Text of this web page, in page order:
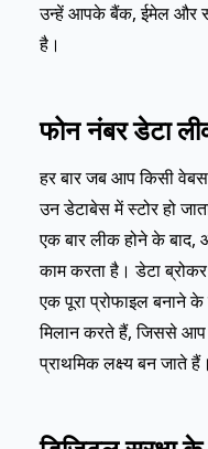
उन्हें आपके बैंक, ईमेल और
है।
फोन नंबर डेटा
हर बार जब आप किसी
उन डेटाबेस में स्टोर हो
एक बार लीक होने के बाद,
काम करता है। डेटा
एक पूरा प्रोफाइल बनाने के
मिलान करते हैं, जिससे
प्राथमिक लक्ष्य बन जाते हैं।